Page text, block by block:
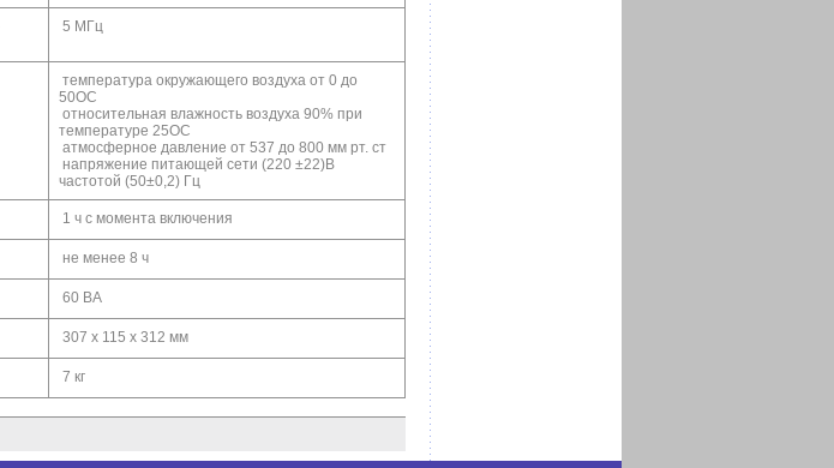
5 МГц
температура окружающего воздуха от 0 до
50ОС
относительная влажность воздуха 90% при
температуре 25ОС
атмосферное давление от 537 до 800 мм рт. ст
напряжение питающей сети (220 ±22)В
частотой (50±0,2) Гц
1 ч с момента включения
не менее 8 ч
60 ВА
307 х 115 х 312 мм
7 кг